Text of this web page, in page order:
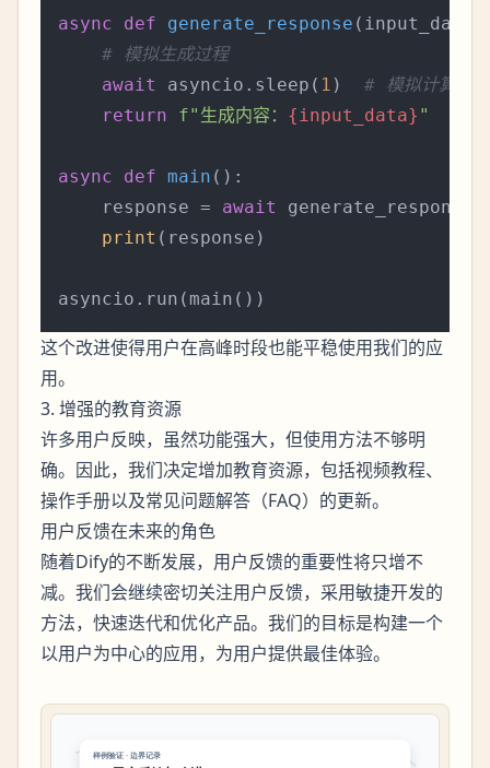
async def generate_response ( input_data
# 模拟生成过程
await
asyncio.sleep( 1 ) # 模拟计算时间
return
f"生成内容： {input_data} "
async def main ():
    response =
await generate_response(
print (response)
这个改进使得用户在高峰时段也能平稳使用我们的应
用。
3. 增强的教育资源
许多用户反映，虽然功能强大，但使用方法不够明
确。因此，我们决定增加教育资源，包括视频教程、
操作手册以及常见问题解答（FAQ）的更新。
用户反馈在未来的角色
随着Dify的不断发展，用户反馈的重要性将只增不
减。我们会继续密切关注用户反馈，采用敏捷开发的
方法，快速迭代和优化产品。我们的目标是构建一个
以用户为中心的应用，为用户提供最佳体验。